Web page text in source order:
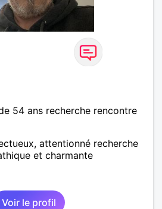
54 ans recherche rencontre
attentionné recherche
et charmante
Voir le profil